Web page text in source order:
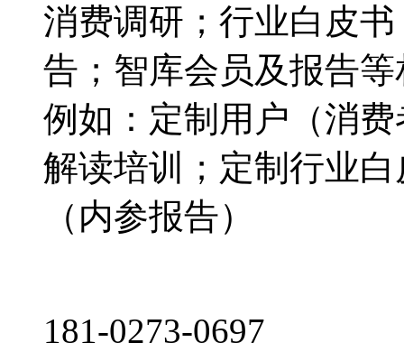
消费调研；行业白皮
告；智库会员及报告
例如：定制用户（消
解读培训；定制行业
（内参报告）
181-0273-0697